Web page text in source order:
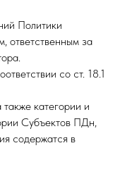
Политики
ответственным за
со ст. 18.1
категории и
Субъектов ПДн,
содержатся в